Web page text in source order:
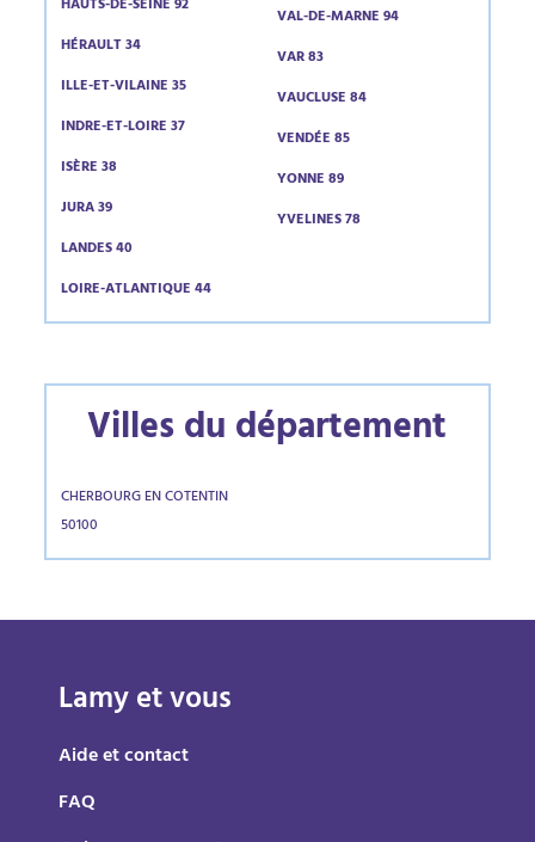
HAUTS-DE-SEINE 92
HÉRAULT 34
ILLE-ET-VILAINE 35
INDRE-ET-LOIRE 37
ISÈRE 38
JURA 39
LANDES 40
LOIRE-ATLANTIQUE 44
VAL-DE-MARNE 94
VAR 83
VAUCLUSE 84
VENDÉE 85
YONNE 89
YVELINES 78
Villes du département
CHERBOURG EN COTENTIN
50100
Lamy et vous
Aide et contact
FAQ